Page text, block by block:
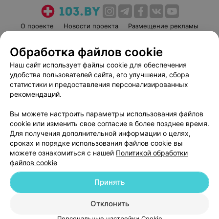
О проекте Новости проекта
Размещение рекламы
Пользовательское соглашение
Способы оплаты
Вакансии
Партнеры
Написать руководителю 103.by
Обработка персональных данных
© 2026 ООО «Артокс Лаб», УНП 191700409
| 220012, Республика Беларусь,
г. Минск, улица Толбухина, 2, пом. 16 | help@103.by
Служба поддержки +375 291212755
Обработка файлов cookie
Наш сайт использует файлы cookie для обеспечения
удобства пользователей сайта, его улучшения, сбора
статистики и предоставления персонализированных
рекомендаций.
Вы можете настроить параметры использования файлов
cookie или изменить свое согласие в более позднее время.
Для получения дополнительной информации о целях,
сроках и порядке использования файлов cookie вы
можете ознакомиться с нашей Политикой обработки
файлов cookie
Отклонить
Принять